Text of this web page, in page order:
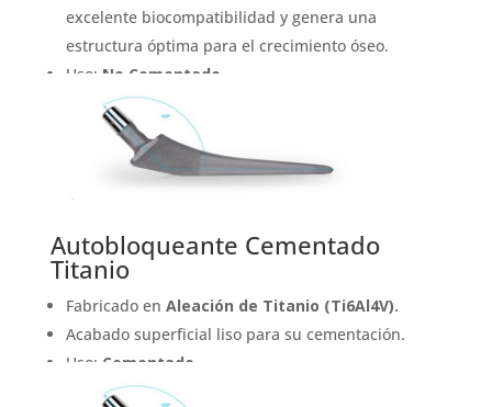
excelente biocompatibilidad y genera una
estructura óptima para el crecimiento óseo.
Uso: No Cementado
Autobloqueante Cementado
Titanio
Fabricado en Aleación de Titanio (Ti6Al4V).
Acabado superficial liso para su cementación.
Uso: Cementado